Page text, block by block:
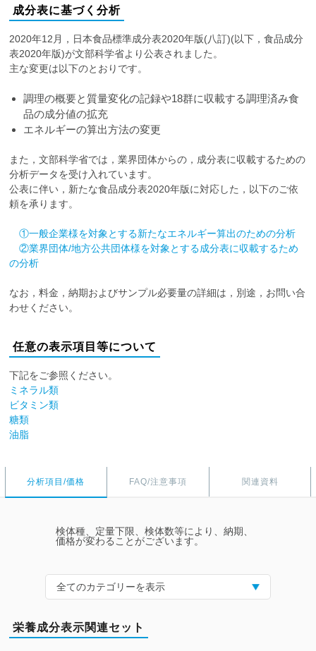
成分表に基づく分析
2020年12月，日本食品標準成分表2020年版(八訂)(以下，食品成分
表2020年版)が文部科学省より公表されました。
主な変更は以下のとおりです。
調理の概要と質量変化の記録や18群に収載する調理済み食
品の成分値の拡充
エネルギーの算出方法の変更
また，文部科学省では，業界団体からの，成分表に収載するための
分析データを受け入れています。
公表に伴い，新たな食品成分表2020年版に対応した，以下のご依
頼を承ります。
①一般企業様を対象とする新たなエネルギー算出のための分析
②業界団体/地方公共団体様を対象とする成分表に収載するため
の分析
なお，料金，納期およびサンプル必要量の詳細は，別途，お問い合
わせください。
任意の表示項目等について
下記をご参照ください。
ミネラル類
ビタミン類
糖類
油脂
分析項目/価格 FAQ/注意事項 関連資料
検体種、定量下限、検体数等により、納期、
価格が変わることがございます。
全てのカテゴリーを表示
栄養成分表示関連セット